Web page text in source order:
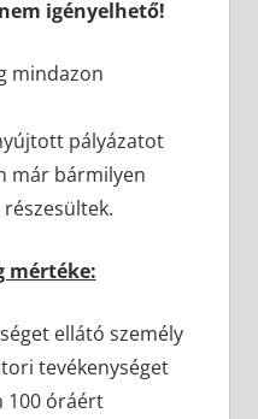
igényelhető!
mindazon
pályázatot
már bármilyen
mértéke:
ellátó személy
tevékenységet
100 óráért